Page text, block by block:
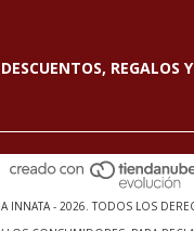
REGALOS
INNATA - 2026. TODOS LOS